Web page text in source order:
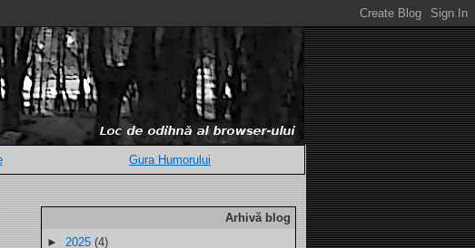
Gura Humorului
Arhivă blog
► 2025 (4)